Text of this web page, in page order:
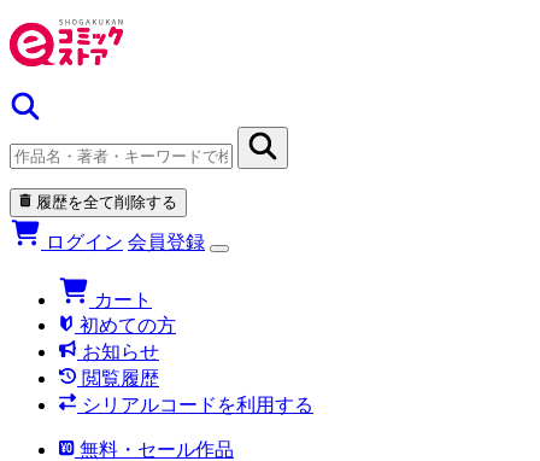
履歴を全て削除する
ログイン 会員登録
カート
初めての方
お知らせ
閲覧履歴
シリアルコードを利用する
無料・セール作品